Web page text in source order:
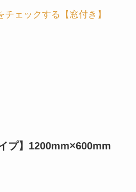
ェックする【窓付き】
プ】1200mm×600mm